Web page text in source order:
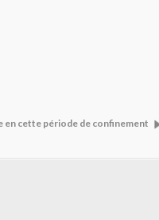
en cette période de confinement